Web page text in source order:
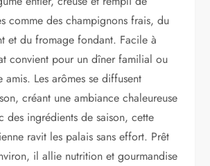
comme des champignons frais, du
et du fromage fondant. Facile à
convient pour un dîner familial ou
amis. Les arômes se diffusent
créant une ambiance chaleureuse
des ingrédients de saison, cette
ravit les palais sans effort. Prêt
il allie nutrition et gourmandise